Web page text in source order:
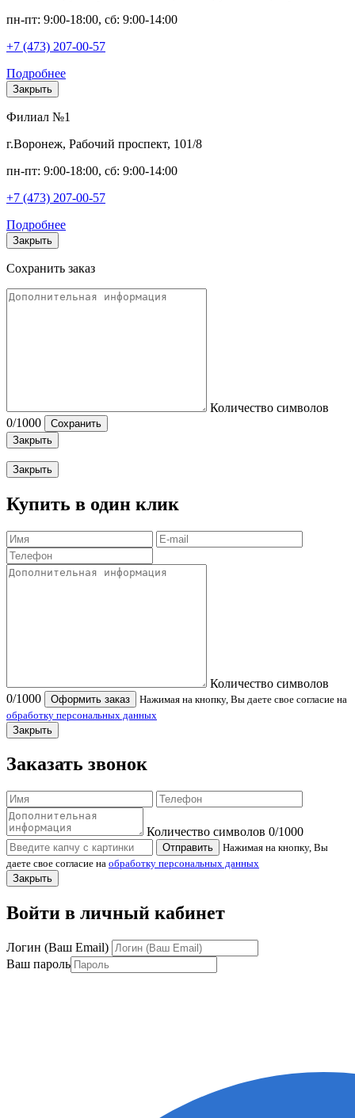
пн-пт: 9:00-18:00, сб: 9:00-14:00
+7 (473) 207-00-57
Подробнее
Закрыть
Филиал №1
г.Воронеж, Рабочий проспект, 101/8
пн-пт: 9:00-18:00, сб: 9:00-14:00
+7 (473) 207-00-57
Подробнее
Закрыть
Сохранить заказ
Количество символов
0/1000
Сохранить
Закрыть
Закрыть
Купить в один клик
Количество символов
0/1000 Оформить заказ
Нажимая на кнопку, Вы даете свое согласие на
обработку персональных данных
Закрыть
Заказать звонок
Количество символов 0/1000
Отправить
Нажимая на кнопку, Вы
даете свое согласие на обработку персональных данных
Закрыть
Войти в личный кабинет
Логин (Ваш Email)
Ваш пароль